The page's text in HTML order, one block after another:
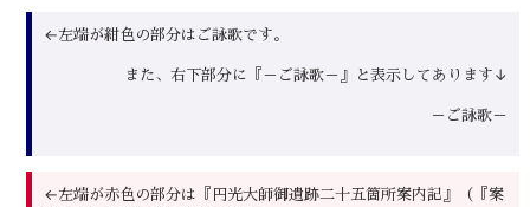
←左端が紺色の部分はご詠歌です。
また、右下部分に『－ご詠歌－』と表示してあります↓
－ご詠歌－
←左端が赤色の部分は『円光大師御遺跡二十五箇所案内記』（『案